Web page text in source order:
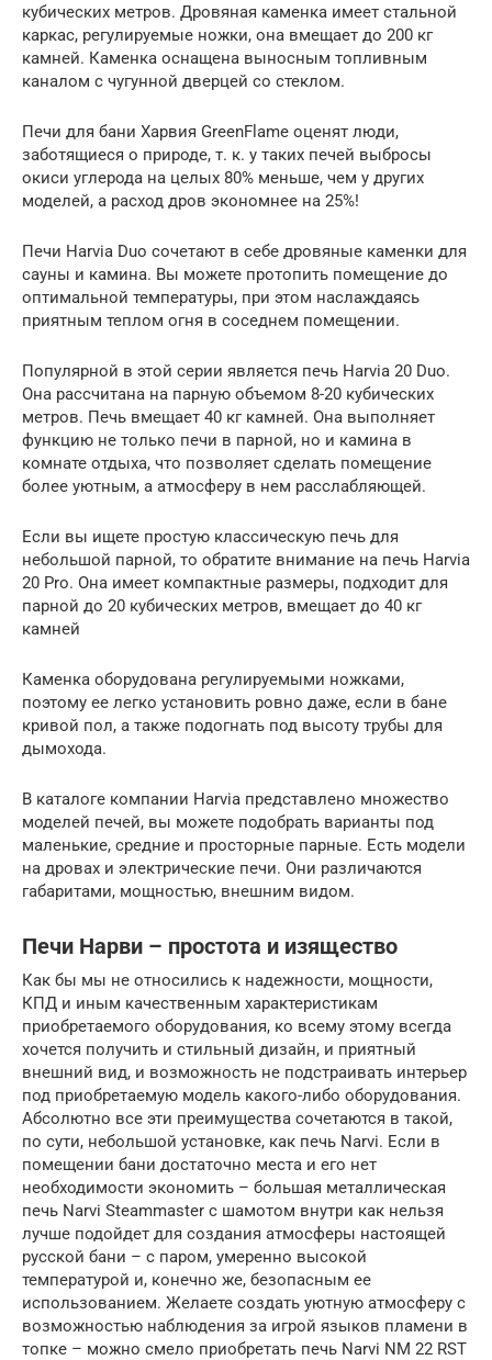
кубических метров. Дровяная каменка имеет стальной
каркас, регулируемые ножки, она вмещает до 200 кг
камней. Каменка оснащена выносным топливным
каналом с чугунной дверцей со стеклом.
Печи для бани Харвия GreenFlame оценят люди,
заботящиеся о природе, т. к. у таких печей выбросы
окиси углерода на целых 80% меньше, чем у других
моделей, а расход дров экономнее на 25%!
Печи Harvia Duo сочетают в себе дровяные каменки для
сауны и камина. Вы можете протопить помещение до
оптимальной температуры, при этом наслаждаясь
приятным теплом огня в соседнем помещении.
Популярной в этой серии является печь Harvia 20 Duo.
Она рассчитана на парную объемом 8-20 кубических
метров. Печь вмещает 40 кг камней. Она выполняет
функцию не только печи в парной, но и камина в
комнате отдыха, что позволяет сделать помещение
более уютным, а атмосферу в нем расслабляющей.
Если вы ищете простую классическую печь для
небольшой парной, то обратите внимание на печь Harvia
20 Pro. Она имеет компактные размеры, подходит для
парной до 20 кубических метров, вмещает до 40 кг
камней
Каменка оборудована регулируемыми ножками,
поэтому ее легко установить ровно даже, если в бане
кривой пол, а также подогнать под высоту трубы для
дымохода.
В каталоге компании Harvia представлено множество
моделей печей, вы можете подобрать варианты под
маленькие, средние и просторные парные. Есть модели
на дровах и электрические печи. Они различаются
габаритами, мощностью, внешним видом.
Печи Нарви – простота и изящество
Как бы мы не относились к надежности, мощности,
КПД и иным качественным характеристикам
приобретаемого оборудования, ко всему этому всегда
хочется получить и стильный дизайн, и приятный
внешний вид, и возможность не подстраивать интерьер
под приобретаемую модель какого-либо оборудования.
Абсолютно все эти преимущества сочетаются в такой,
по сути, небольшой установке, как печь Narvi. Если в
помещении бани достаточно места и его нет
необходимости экономить – большая металлическая
печь Narvi Steammaster с шамотом внутри как нельзя
лучше подойдет для создания атмосферы настоящей
русской бани – с паром, умеренно высокой
температурой и, конечно же, безопасным ее
использованием. Желаете создать уютную атмосферу с
возможностью наблюдения за игрой языков пламени в
топке – можно смело приобретать печь Narvi NM 22 RST